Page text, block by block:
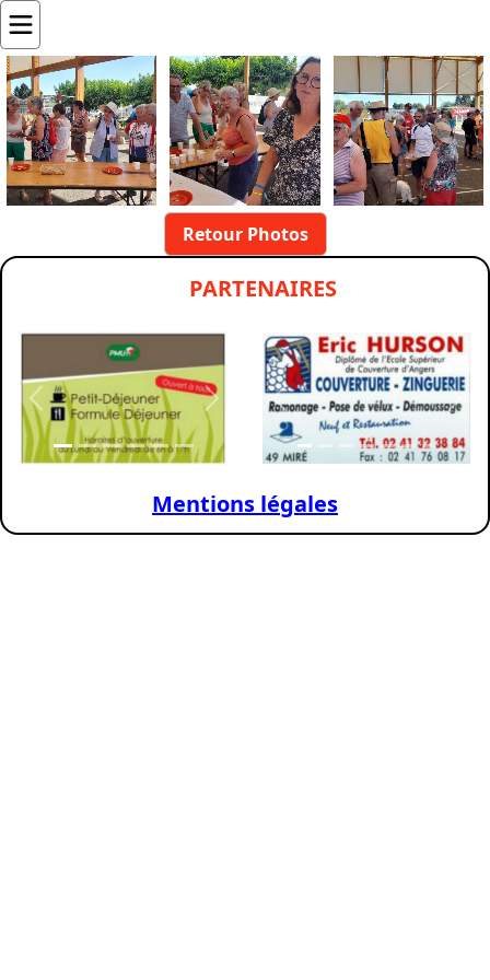
Retour Photos
PARTENAIRES
Previous Next Previous
Mentions légales